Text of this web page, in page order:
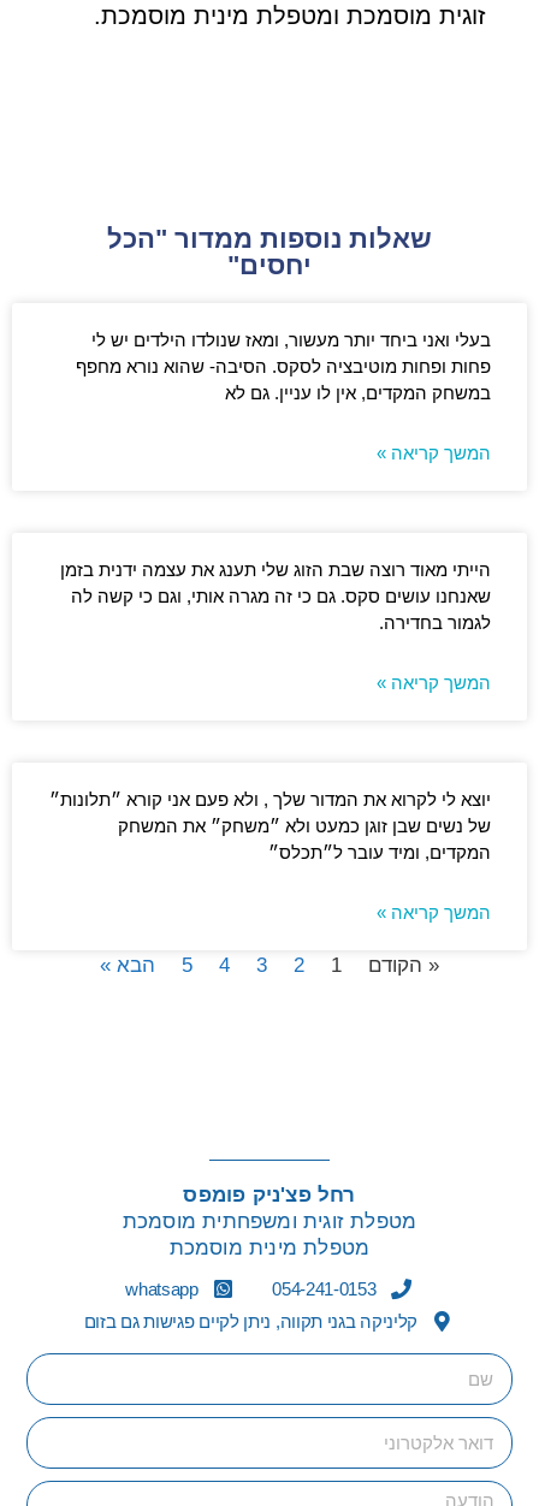
זוגית מוסמכת ומטפלת מינית מוסמכת.
שאלות נוספות ממדור "הכל
יחסים"
בעלי ואני ביחד יותר מעשור, ומאז שנולדו הילדים יש לי
פחות ופחות מוטיבציה לסקס. הסיבה- שהוא נורא מחפף
במשחק המקדים, אין לו עניין. גם לא
המשך קריאה »
הייתי מאוד רוצה שבת הזוג שלי תענג את עצמה ידנית בזמן
שאנחנו עושים סקס. גם כי זה מגרה אותי, וגם כי קשה לה
לגמור בחדירה.
המשך קריאה »
יוצא לי לקרוא את המדור שלך , ולא פעם אני קורא ״תלונות״
של נשים שבן זוגן כמעט ולא ״משחק״ את המשחק
המקדים, ומיד עובר ל״תכלס״
המשך קריאה »
« הקודם 1
2
3
4
5 הבא »
רחל פצ'ניק פומפס
מטפלת זוגית ומשפחתית מוסמכת
מטפלת מינית מוסמכת
054-241-0153
whatsapp
קליניקה בגני תקווה, ניתן לקיים פגישות גם בזום